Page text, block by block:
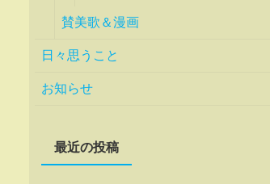
賛美歌＆漫画
日々思うこと
お知らせ
最近の投稿